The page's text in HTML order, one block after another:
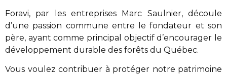
Foravi, par les entreprises Marc Saulnier, découle
d’une passion commune entre le fondateur et son
père, ayant comme principal objectif d’encourager le
développement durable des forêts du Québec.
Vous voulez contribuer à protéger notre patrimoine